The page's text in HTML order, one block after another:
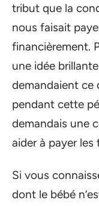
tribut que la
nous faisait
financièrement.
une idée
demandaient ce
pendant cette
demandais une
aider à payer les
Si vous
dont le bébé